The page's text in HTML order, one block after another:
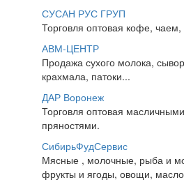
СУСАН РУС ГРУП
Торговля оптовая кофе,
АВМ-ЦЕНТР
Продажа сухого молока,
крахмала, патоки...
ДАР Воронеж
Торговля оптовая
пряностями.
СибирьФудСервис
Мясные , молочные, рыба и
фрукты и ягоды, овощи,